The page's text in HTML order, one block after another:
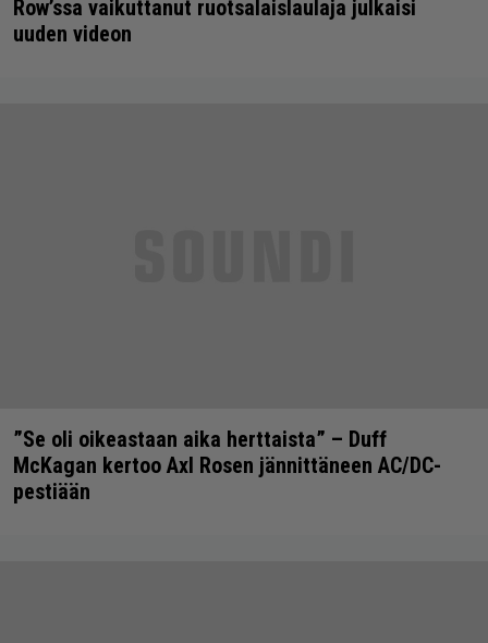
Row’ssa vaikuttanut ruotsalaislaulaja julkaisi
uuden videon
”Se oli oikeastaan aika herttaista” – Duff
McKagan kertoo Axl Rosen jännittäneen AC/DC-
pestiään